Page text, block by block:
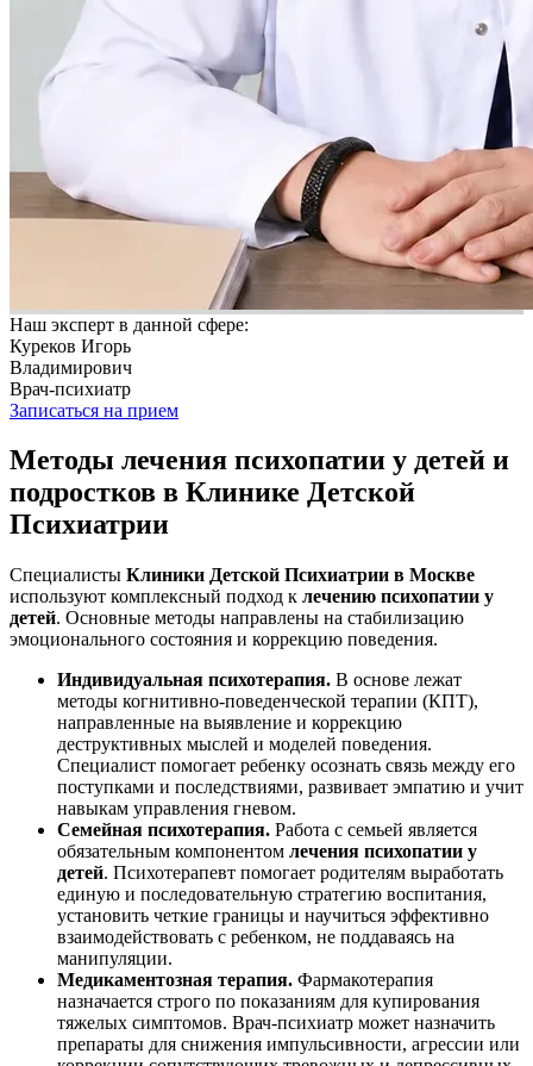
Наш эксперт в данной сфере:
Куреков Игорь
Владимирович
Врач-психиатр
Записаться на прием
Методы лечения психопатии у детей и
подростков в Клинике Детской
Психиатрии
Специалисты Клиники Детской Психиатрии в Москве
используют комплексный подход к лечению психопатии у
детей. Основные методы направлены на стабилизацию
эмоционального состояния и коррекцию поведения.
Индивидуальная психотерапия. В основе лежат
методы когнитивно-поведенческой терапии (КПТ),
направленные на выявление и коррекцию
деструктивных мыслей и моделей поведения.
Специалист помогает ребенку осознать связь между его
поступками и последствиями, развивает эмпатию и учит
навыкам управления гневом.
Семейная психотерапия. Работа с семьей является
обязательным компонентом лечения психопатии у
детей. Психотерапевт помогает родителям выработать
единую и последовательную стратегию воспитания,
установить четкие границы и научиться эффективно
взаимодействовать с ребенком, не поддаваясь на
манипуляции.
Медикаментозная терапия. Фармакотерапия
назначается строго по показаниям для купирования
тяжелых симптомов. Врач-психиатр может назначить
препараты для снижения импульсивности, агрессии или